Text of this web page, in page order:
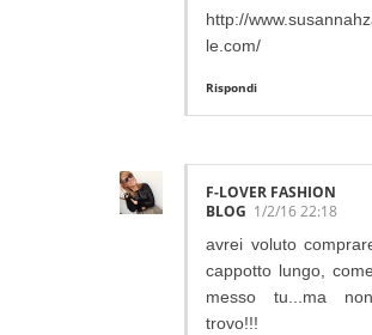
http://
le.com/
Rispondi
F-LOVER FASHION
BLOG 1/2/16 22:18
avrei voluto
cappotto lungo,
messo tu...ma
trovo!!!